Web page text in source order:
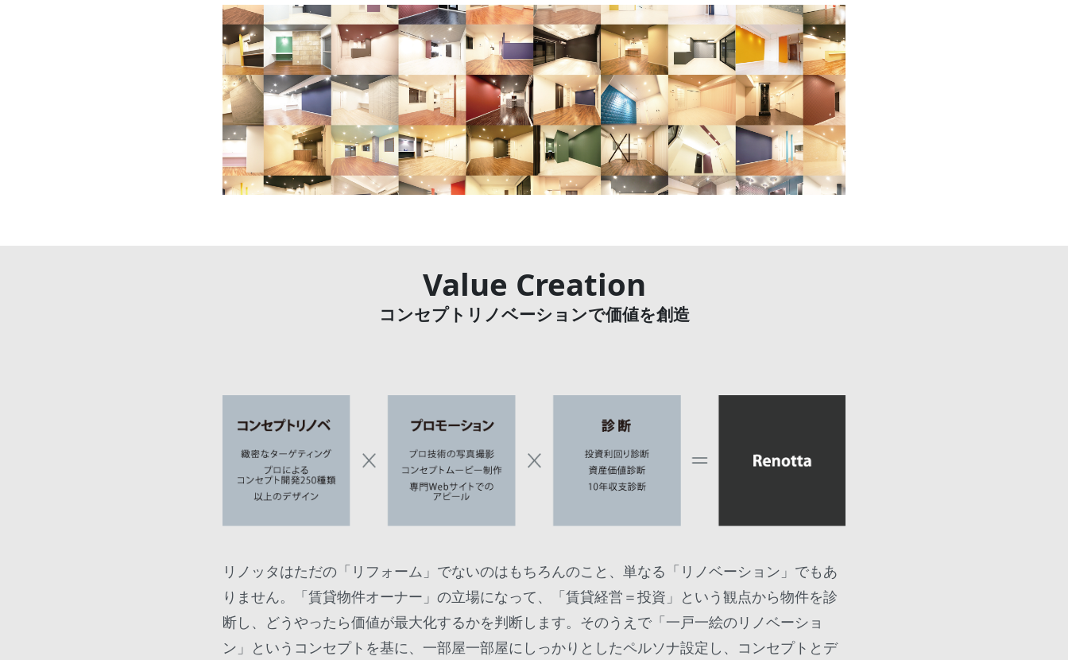
Value Creation
コンセプトリノベーションで価値を創造
リノッタはただの「リフォーム」でないのはもちろんのこと、単なる「リノベーション」でもあ
りません。「賃貸物件オーナー」の立場になって、「賃貸経営＝投資」という観点から物件を診
断し、どうやったら価値が最大化するかを判断します。そのうえで「一戸一絵のリノベーショ
ン」というコンセプトを基に、一部屋一部屋にしっかりとしたペルソナ設定し、コンセプトとデ